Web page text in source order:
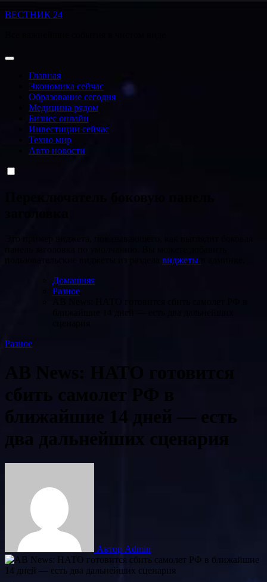
Перейти
ВЕСТНИК 24
Главная
Экономика сейчас
Образование сегодня
Медицина рядом
Бизнес онлайн
Инвестиции сейчас
Техно мир
Авто новости
Переключатель боковую панель
виджеты
Домашняя
Разное
Разное
AB News: НАТО готовится
сбить самолет РФ в
ближайшие 14 дней — есть
два дальнейших сценария
Автор Admin